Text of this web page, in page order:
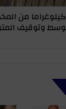
إحباط تهريب 148 كيلوغراما من
وتوقيف